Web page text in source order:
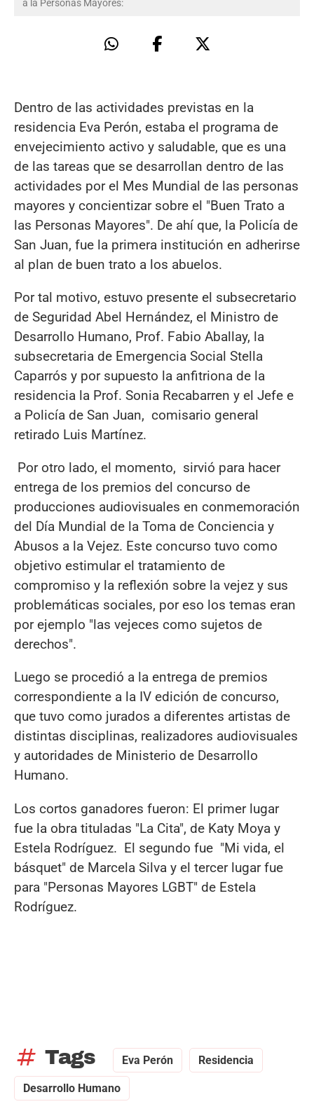
a la Personas Mayores:
Dentro de las actividades previstas en la
residencia Eva Perón, estaba el programa de
envejecimiento activo y saludable, que es una
de las tareas que se desarrollan dentro de las
actividades por el Mes Mundial de las personas
mayores y concientizar sobre el "Buen Trato a
las Personas Mayores". De ahí que, la Policía de
San Juan, fue la primera institución en adherirse
al plan de buen trato a los abuelos.
Por tal motivo, estuvo presente el subsecretario
de Seguridad Abel Hernández, el Ministro de
Desarrollo Humano, Prof. Fabio Aballay, la
subsecretaria de Emergencia Social Stella
Caparrós y por supuesto la anfitriona de la
residencia la Prof. Sonia Recabarren y el Jefe e
a Policía de San Juan, comisario general
retirado Luis Martínez.
Por otro lado, el momento, sirvió para hacer
entrega de los premios del concurso de
producciones audiovisuales en conmemoración
del Día Mundial de la Toma de Conciencia y
Abusos a la Vejez. Este concurso tuvo como
objetivo estimular el tratamiento de
compromiso y la reflexión sobre la vejez y sus
problemáticas sociales, por eso los temas eran
por ejemplo "las vejeces como sujetos de
derechos".
Luego se procedió a la entrega de premios
correspondiente a la IV edición de concurso,
que tuvo como jurados a diferentes artistas de
distintas disciplinas, realizadores audiovisuales
y autoridades de Ministerio de Desarrollo
Humano.
Los cortos ganadores fueron: El primer lugar
fue la obra tituladas "La Cita", de Katy Moya y
Estela Rodríguez. El segundo fue "Mi vida, el
básquet" de Marcela Silva y el tercer lugar fue
para "Personas Mayores LGBT" de Estela
Rodríguez.
tag Tags Eva Perón Residencia
Desarrollo Humano